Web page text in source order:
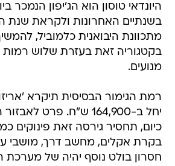
היונדאי טוסון הוא הג'יפון הנמכר
מתכוונת היבואנית כלמוביל,
בקטגוריה זאת בעזרת שלוש רמות
מנועים.
יחל ב-164,900 ש"ח. פרט
כיום, תחסיר גירסה זאת פינוקים
בקרת אקלים, מחשב דרך, מושבי